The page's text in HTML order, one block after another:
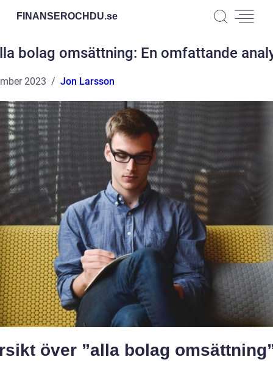
FINANSEROCHDU.se
bolag omsättning: En omfattande
2023 Jon Larsson
över ”alla bolag